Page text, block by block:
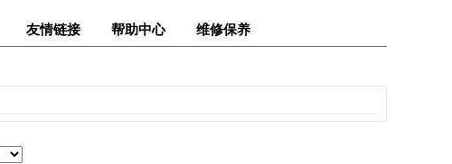
友情链接 帮助中心 维修保养